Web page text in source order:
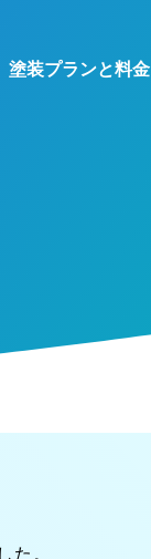
塗装プランと料金
た。